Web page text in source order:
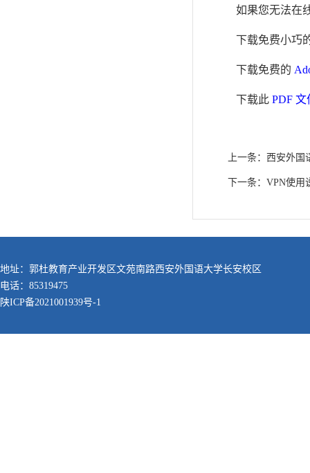
如果您无法在
下载免费小巧
下载免费的
下载此 PDF 文
上一条： 西安外国
下一条： VPN使用
地址：郭杜教育产业开发区文苑南路西安外国语大学长安校区
电话：85319475
陕ICP备2021001939号-1